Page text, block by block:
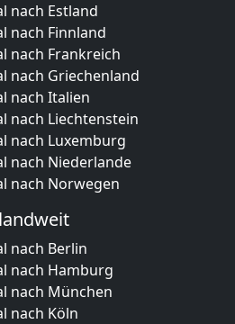
nach Estland
nach Finnland
nach Frankreich
nach Griechenland
nach Italien
nach Liechtenstein
nach Luxemburg
nach Niederlande
nach Norwegen
nach Berlin
nach Hamburg
nach München
nach Köln